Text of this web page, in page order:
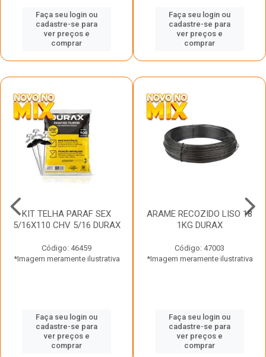
Faça seu login ou
cadastre-se para
ver preços e
comprar
Faça seu login ou
cadastre-se para
ver preços e
comprar
KIT TELHA PARAF SEX
5/16X110 CHV 5/16 DURAX
Código: 46459
*Imagem meramente ilustrativa
Faça seu login ou
cadastre-se para
ver preços e
comprar
ARAME RECOZIDO LISO 18
1KG DURAX
Código: 47003
*Imagem meramente ilustrativa
Faça seu login ou
cadastre-se para
ver preços e
comprar